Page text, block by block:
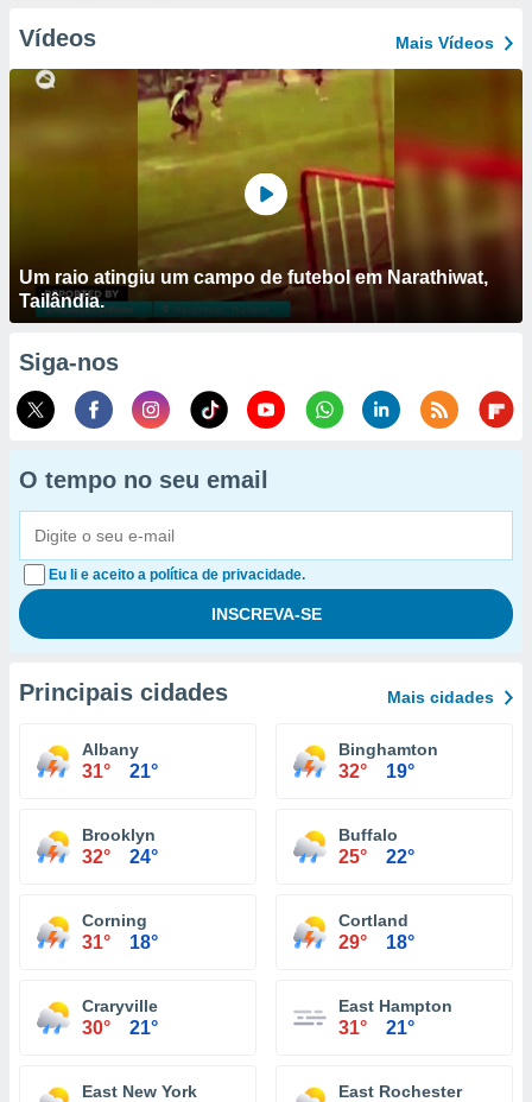
Vídeos Mais Vídeos
Um raio atingiu um campo de futebol em Narathiwat,
Tailândia.
Siga-nos
O tempo no seu email
Eu li e aceito a política de privacidade.
Principais cidades Mais cidades
Albany
31° 21°
Binghamton
32° 19°
Brooklyn
32° 24°
Buffalo
25° 22°
Corning
31° 18°
Cortland
29° 18°
Craryville
30° 21°
East Hampton
31° 21°
East New York East Rochester